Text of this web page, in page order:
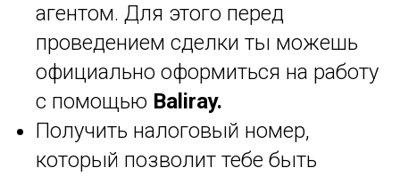
агентом. Для этого перед
проведением сделки ты можешь
официально оформиться на работу
с помощью Baliray.
Получить налоговый номер,
который позволит тебе быть